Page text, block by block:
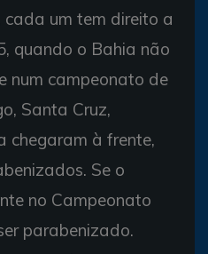
cada um tem direito a
quando o Bahia não
num campeonato de
Santa Cruz,
chegaram à frente,
Se o
no Campeonato
parabenizado.